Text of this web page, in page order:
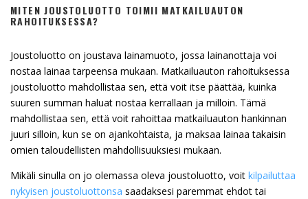
MITEN JOUSTOLUOTTO TOIMII MATKAILUAUTON
RAHOITUKSESSA?
Joustoluotto on joustava lainamuoto, jossa lainanottaja voi
nostaa lainaa tarpeensa mukaan. Matkailuauton rahoituksessa
joustoluotto mahdollistaa sen, että voit itse päättää, kuinka
suuren summan haluat nostaa kerrallaan ja milloin. Tämä
mahdollistaa sen, että voit rahoittaa matkailuauton hankinnan
juuri silloin, kun se on ajankohtaista, ja maksaa lainaa takaisin
omien taloudellisten mahdollisuuksiesi mukaan.
Mikäli sinulla on jo olemassa oleva joustoluotto, voit kilpailuttaa
nykyisen joustoluottonsa saadaksesi paremmat ehdot tai